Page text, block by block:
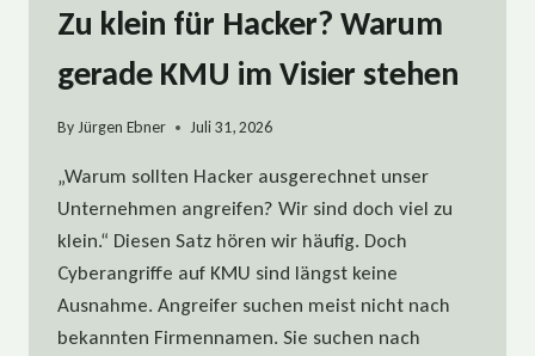
Zu klein für Hacker? Warum
gerade KMU im Visier stehen
ByJürgen Ebner Juli 31, 2026
„Warum sollten Hacker ausgerechnet unser
Unternehmen angreifen? Wir sind doch viel zu
klein.“ Diesen Satz hören wir häufig. Doch
Cyberangriffe auf KMU sind längst keine
Ausnahme. Angreifer suchen meist nicht nach
bekannten Firmennamen. Sie suchen nach